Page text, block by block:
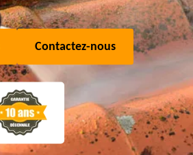
Contactez-nous